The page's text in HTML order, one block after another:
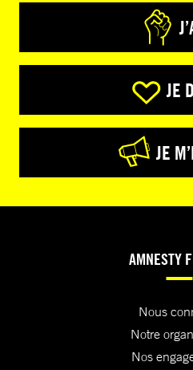
JE
JE
AMNESTY
Nous
Notre
Nos